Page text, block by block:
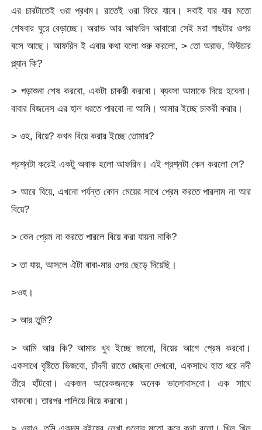
এর চারটাতেই ওরা প্রথম। রাতেই ওরা ফিরে যাবে। সবাই যার যার মতো
শেষবার ঘুরে বেড়াচ্ছে। অরাভ আর আফরিন আবারো সেই মরা গাছটার ওপর
বসে আছে। আফরিন ই এবার কথা বলো শুরু করলো, > তো অরাভ, ফিউচার
প্ল্যান কি?
> পড়াশুনা শেষ করবো, একটা চাকরী করবো। ব্যবসা আমাকে দিয়ে হবেনা।
বাবার বিজনেস এর হাল ধরতে পারবো না আমি। আমার ইচ্ছে চাকরী করার।
> ওহ, বিয়ে? কখন বিয়ে করার ইচ্ছে তোমার?
প্রশ্নটা করেই একটু অবাক হলো আফরিন। এই প্রশ্নটা কেন করলো সে?
> আরে বিয়ে, এখনো পর্যন্ত কোন মেয়ের সাথে প্রেম করতে পারলাম না আর
বিয়ে?
> কেন প্রেম না করতে পারলে বিয়ে করা যায়না নাকি?
> তা যায়, আসলে ঐটা বাবা-মার ওপর ছেড়ে দিয়েছি।
>ওহ।
> আর তুমি?
> আমি আর কি? আমার খুব ইচ্ছে জানো, বিয়ের আগে প্রেম করবো।
একসাথে বৃষ্টিতে ভিজবো, চাঁদনী রাতে জোছনা দেখবো, একসাথে হাত ধরে নদী
তীরে হাঁটবো। একজন আরেকজনকে অনেক ভালোবাসবো। এক সাথে
থাকবো। তারপর পালিয়ে বিয়ে করবো।